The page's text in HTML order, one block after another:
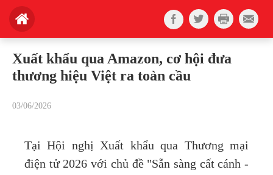
Xuất khẩu qua Amazon, cơ hội đưa
thương hiệu Việt ra toàn cầu
03/06/2026
Tại Hội nghị Xuất khẩu qua Thương mại
điện tử 2026 với chủ đề "Sẵn sàng cất cánh -